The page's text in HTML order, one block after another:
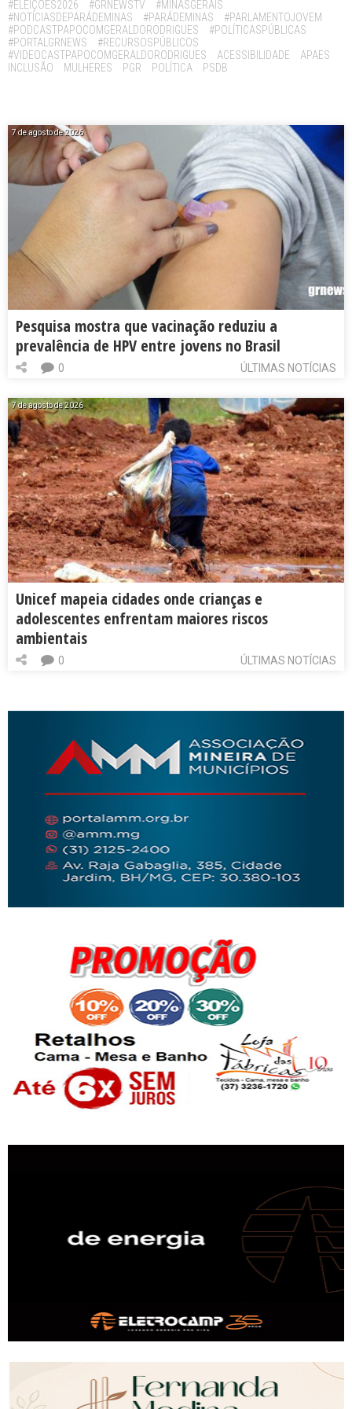
#ELEIÇÕES2026
#GRNEWSTV
#MINASGERAIS
#NOTÍCIASDEPARÁDEMINAS
#PARÁDEMINAS
#PARLAMENTOJOVEM
#PODCASTPAPOCOMGERALDORODRIGUES
#POLÍTICASPÚBLICAS
#PORTALGRNEWS
#RECURSOSPÚBLICOS
#VIDEOCASTPAPOCOMGERALDORODRIGUES
ACESSIBILIDADE
APAES
INCLUSÃO
MULHERES PGR POLÍTICA PSDB
7 de agosto de 2026
Pesquisa mostra que vacinação reduziu a
prevalência de HPV entre jovens no Brasil
ÚLTIMAS NOTÍCIAS
0
7 de agosto de 2026
Unicef mapeia cidades onde crianças e
adolescentes enfrentam maiores riscos
ambientais
ÚLTIMAS NOTÍCIAS
0